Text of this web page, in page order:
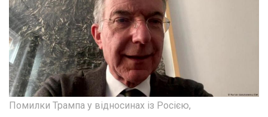
Помилки Трампа у відносинах із Росією,